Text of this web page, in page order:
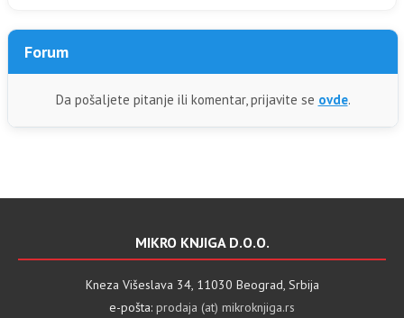
Forum
Da pošaljete pitanje ili komentar, prijavite se ovde.
MIKRO KNJIGA D.O.O.
Kneza Višeslava 34, 11030 Beograd, Srbija
e-pošta: prodaja (at) mikroknjiga.rs